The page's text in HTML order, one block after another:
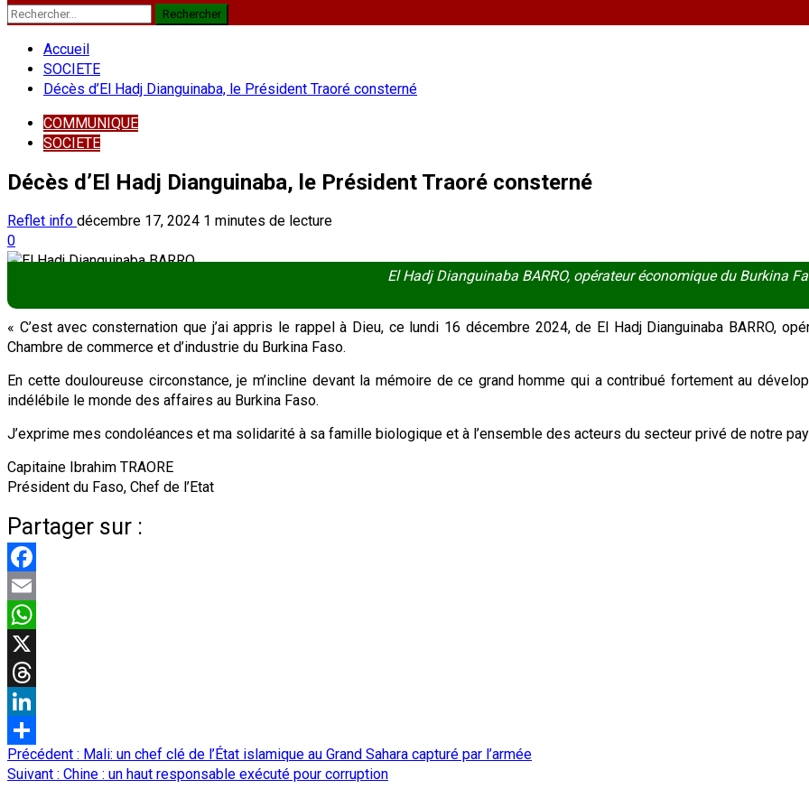
Rechercher :
Accueil
SOCIETE
Décès d’El Hadj Dianguinaba, le Président Traoré consterné
COMMUNIQUE
SOCIETE
Décès d’El Hadj Dianguinaba, le Président Traoré consterné
Reflet info décembre 17, 2024 1 minutes de lecture
0
El Hadj Dianguinaba BARRO, opérateur économique du Burkina
« C’est avec consternation que j’ai appris le rappel à Dieu, ce lundi 16 décembre 2024, de El Hadj Dianguinaba BARRO,
Chambre de commerce et d’industrie du Burkina Faso.
En cette douloureuse circonstance, je m’incline devant la mémoire de ce grand homme qui a contribué fortement au
indélébile le monde des affaires au Burkina Faso.
J’exprime mes condoléances et ma solidarité à sa famille biologique et à l’ensemble des acteurs du secteur privé de notre
Capitaine Ibrahim TRAORE
Président du Faso, Chef de l’Etat
Partager sur :
Facebook
Email
WhatsApp
X
Threads
LinkedIn
Partager
Navigation
d’article
Précédent : Mali: un chef clé de l’État islamique au Grand Sahara capturé par l’armée
Suivant : Chine : un haut responsable exécuté pour corruption